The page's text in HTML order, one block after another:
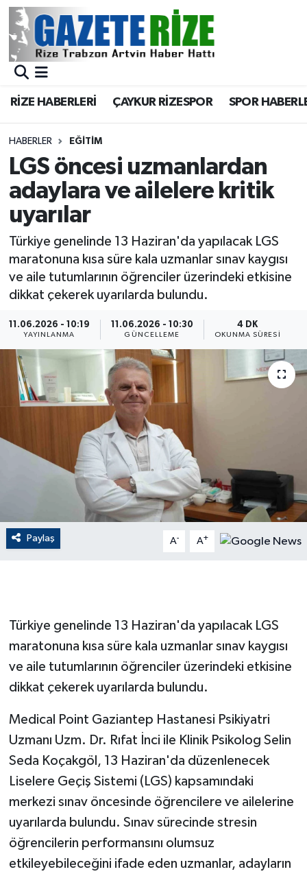
RİZE HABERLERİ ÇAYKUR RİZESPOR SPOR
HABERLER EĞİTİM
LGS öncesi uzmanlardan
adaylara ve ailelere kritik
uyarılar
Türkiye genelinde 13 Haziran'da yapılacak LGS
maratonuna kısa süre kala uzmanlar sınav kaygısı
ve aile tutumlarının öğrenciler üzerindeki etkisine
dikkat çekerek uyarılarda bulundu.
11.06.2026 - 10:19
YAYINLANMA
11.06.2026 - 10:30
GÜNCELLEME
4 DK
OKUNMA SÜRESI
Paylaş A- A+
Türkiye genelinde 13 Haziran'da yapılacak LGS
maratonuna kısa süre kala uzmanlar sınav kaygısı
ve aile tutumlarının öğrenciler üzerindeki etkisine
dikkat çekerek uyarılarda bulundu.
Medical Point Gaziantep Hastanesi Psikiyatri
Uzmanı Uzm. Dr. Rıfat İnci ile Klinik Psikolog Selin
Seda Koçakgöl, 13 Haziran'da düzenlenecek
Liselere Geçiş Sistemi (LGS) kapsamındaki
merkezi sınav öncesinde öğrencilere ve ailelerine
uyarılarda bulundu. Sınav sürecinde stresin
öğrencilerin performansını olumsuz
etkileyebileceğini ifade eden uzmanlar, adayların
BÖLGEMİZ
Asayiş
Rize Jandarma Komutanlığı
Bilim Teknoloji
Advertising news
Canlı Maç
ÇEVRE
Dış Haberler
Dünya
EKONOMİ
English News
Finans
GENEL
GÜNDEM
Güvenlik
İNSAN
İş Dünyası
Jandarma
Merkez Nöbetçi Eczaneler
Merkez Trafik Yoğunluk Haritası
Süper Lig Puan Durumu ve Fikstür
Tüm Manşetler
Haber Arşivi